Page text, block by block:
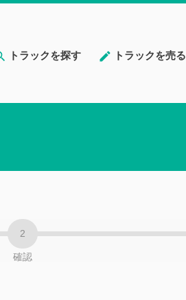
トラックを探す トラックを売る
確認